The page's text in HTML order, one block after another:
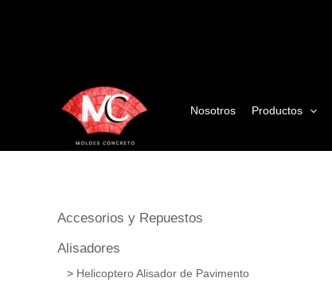
Nosotros Productos
Accesorios y Repuestos
Alisadores
Helicoptero Alisador de Pavimento